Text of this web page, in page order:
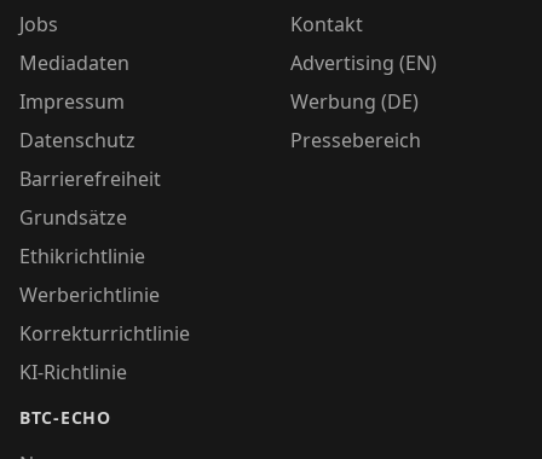
Jobs
Mediadaten
Impressum
Datenschutz
Barrierefreiheit
Grundsätze
Ethikrichtlinie
Werberichtlinie
Korrekturrichtlinie
KI-Richtlinie
BTC-ECHO
Kontakt
Advertising (EN)
Werbung (DE)
Pressebereich